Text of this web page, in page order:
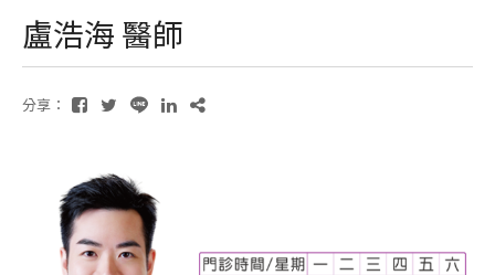
盧浩海 醫師
分享：